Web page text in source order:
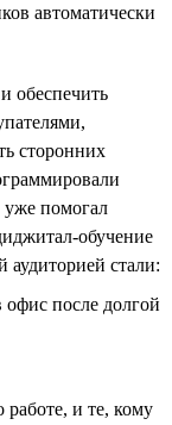
автоматически
обеспечить
сторонних
уже помогал
обучение
аудиторией стали:
после долгой
и те, кому